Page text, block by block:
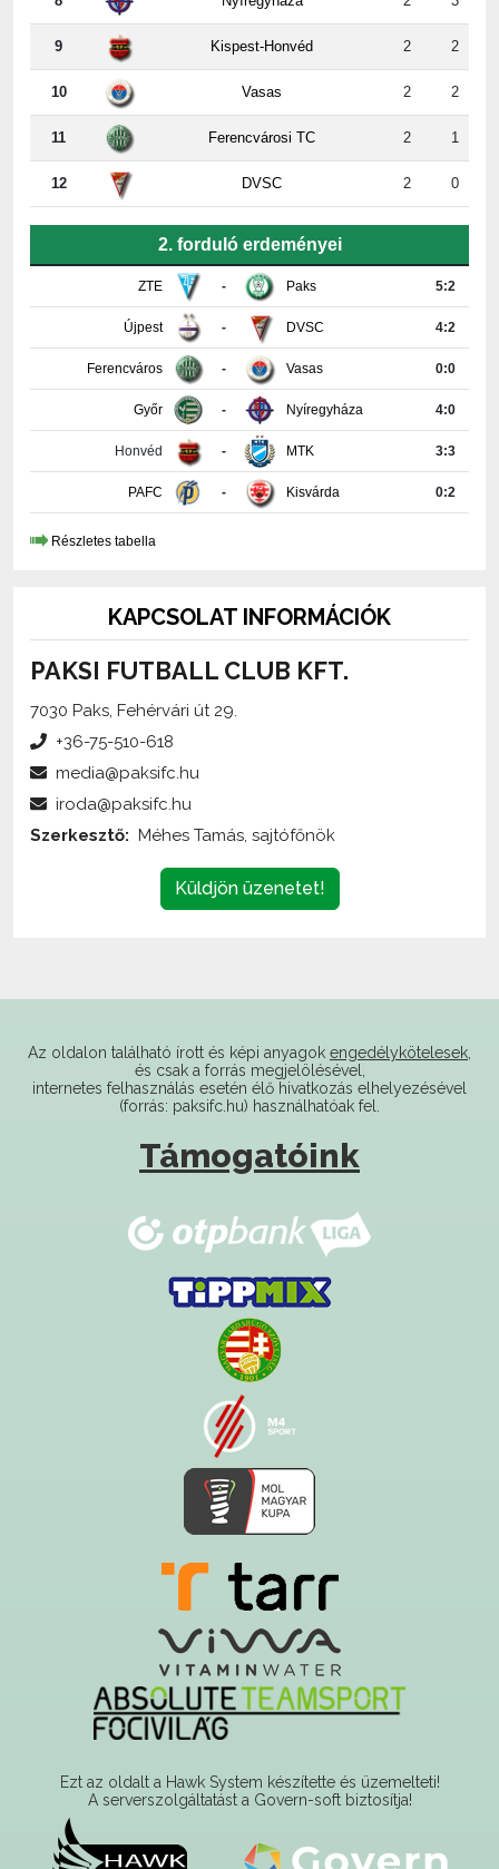
9 Kispest-Honvéd 2 2
10 Vasas 2 2
11 Ferencvárosi TC 2 1
12 DVSC 2 0
2. forduló erdeményei
ZTE - Paks 5:2
Újpest - DVSC 4:2
Ferencváros - Vasas 0:0
Győr - Nyíregyháza 4:0
Honvéd - MTK 3:3
PAFC - Kisvárda 0:2
Részletes tabella
KAPCSOLAT INFORMÁCIÓK
PAKSI FUTBALL CLUB KFT.
7030 Paks, Fehérvári út 29.
+36-75-510-618
media@paksifc.hu
iroda@paksifc.hu
Szerkesztő: Méhes Tamás, sajtófőnök
Küldjön üzenetet!
Az oldalon található írott és képi anyagok engedélykötelesek
és csak a forrás megjelölésével,
internetes felhasználás esetén élő hivatkozás elhelyezésével
(forrás: paksifc.hu) használhatóak fel.
Támogatóink
Ezt az oldalt a Hawk System készítette és üzemelteti!
A serverszolgáltatást a Govern-soft biztosítja!